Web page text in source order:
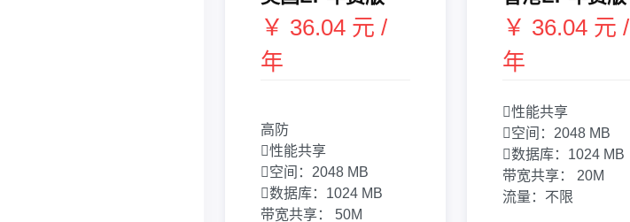
￥ 36.04 元 /
年
高防
性能共享
空间： 2048 MB
数据库： 1024 MB
带宽共享：
50M
￥ 36.04 元 /
年
性能共享
空间： 2048 MB
数据库： 1024 MB
带宽共享：
20M
流量： 不限